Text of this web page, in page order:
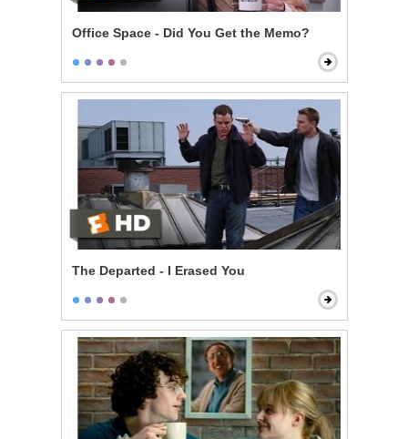
Office Space - Did You Get the Memo?
The Departed - I Erased You